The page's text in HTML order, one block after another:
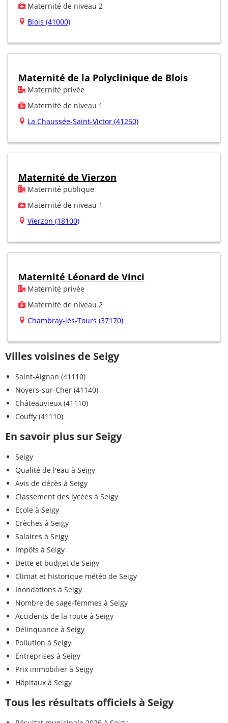
Maternité de niveau 2
Blois (41000)
Maternité de la Polyclinique de Blois
Maternité privée
Maternité de niveau 1
La Chaussée-Saint-Victor (41260)
Maternité de Vierzon
Maternité publique
Maternité de niveau 1
Vierzon (18100)
Maternité Léonard de Vinci
Maternité privée
Maternité de niveau 2
Chambray-lès-Tours (37170)
Villes voisines de Seigy
Saint-Aignan (41110)
Noyers-sur-Cher (41140)
Châteauvieux (41110)
Couffy (41110)
En savoir plus sur Seigy
Seigy
Qualité de l'eau à Seigy
Avis de décès à Seigy
Classement des lycées à Seigy
Ecole à Seigy
Crèches à Seigy
Salaires à Seigy
Impôts à Seigy
Dette et budget de Seigy
Climat et historique météo de Seigy
Inondations à Seigy
Nombre de sage-femmes à Seigy
Accidents de la route à Seigy
Délinquance à Seigy
Pollution à Seigy
Entreprises à Seigy
Prix immobilier à Seigy
Hôpitaux à Seigy
Tous les résultats officiels à Seigy